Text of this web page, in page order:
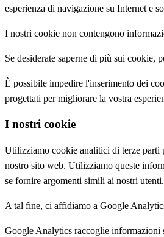
esperienza di navigazione su Internet e
I nostri cookie non contengono
Se desiderate saperne di più sui cookie,
È possibile impedire l'inserimento dei
progettati per migliorare la vostra
I nostri cookie
Utilizziamo cookie analitici di terze parti
nostro sito web. Utilizziamo queste
se fornire argomenti simili ai nostri
A tal fine, ci affidiamo a Google
Google Analytics raccoglie informazioni